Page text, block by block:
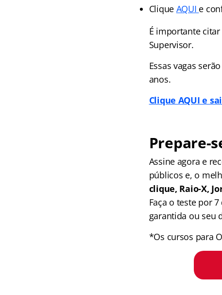
Clique AQUI e
É importante citar
Supervisor.
Essas vagas
anos.
Clique AQUI e
Prepare-
Assine agora e
públicos e, o
clique, Raio-X,
Faça o teste por
garantida ou seu
*Os cursos para